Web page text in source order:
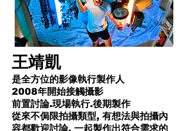
王靖凱
是全方位的影像執行製作人
2008年開始接觸攝影
前置討論.現場執行.後期製作
從來不侷限拍攝類型, 有想法與拍攝內
容都歡迎討論, 一起製作出符合需求的